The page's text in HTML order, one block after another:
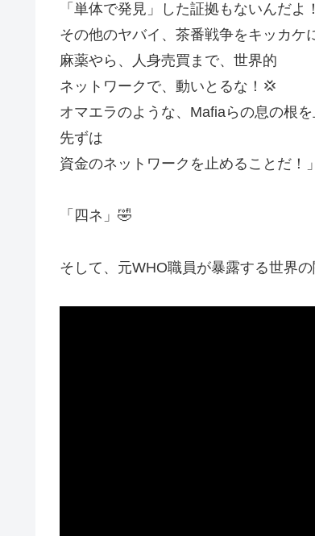
「単体で発見」した証拠もないんだよ
その他のヤバイ、茶番戦争をキッカケ
麻薬やら、人身売買まで、世界的
ネットワークで、動いとるな！💢
オマエラのような、Mafiaらの息の根
先ずは
資金のネットワークを止めることだ！」
「四ネ」🤣
そして、元WHO職員が暴露する世界